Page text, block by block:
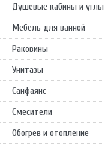
Душевые кабины и углы
Мебель для ванной
Раковины
Унитазы
Санфаянс
Смесители
Обогрев и отопление